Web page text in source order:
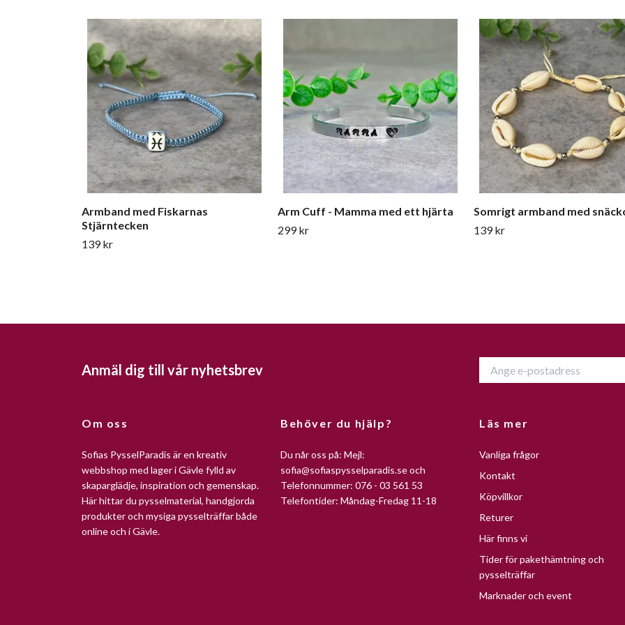
Armband med Fiskarnas
Stjärntecken
139 kr
Arm Cuff - Mamma med ett hjärta
299 kr
Somrigt armband med
139 kr
Anmäl dig till vår nyhetsbrev
Om oss
Sofias PysselParadis är en kreativ
webbshop med lager i Gävle fylld av
skaparglädje, inspiration och gemenskap.
Här hittar du pysselmaterial, handgjorda
produkter och mysiga pysselträffar både
online och i Gävle.
Behöver du hjälp?
Du når oss på: Mejl:
sofia@sofiaspysselparadis.seoch
Telefonnummer: 076 - 03 561 53
Telefontider: Måndag-Fredag 11-18
Läs mer
Vanliga frågor
Kontakt
Köpvillkor
Returer
Här finns vi
Tider för pakethämtning och
pysselträffar
Marknader och event